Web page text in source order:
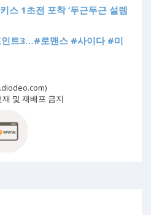
스 1초전 포착 ‘두근두근 설렘
인트3…#로맨스 #사이다 #미
및 재배포 금지